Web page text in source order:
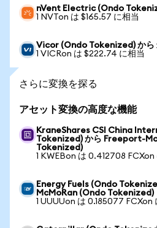
nVent Electric (Ondo
1 NVTon は $165.57 に相当
Vicor (Ondo Tokenized) から
1 VICRon は $222.74 に相当
さらに変換を探る
アセット変換の高度な機能
KraneShares CSI China
Tokenized) から Freeport-
Tokenized)
1 KWEBon は 0.412708 FCXon
Energy Fuels (Ondo
McMoRan (Ondo Tokenized)
1 UUUUon は 0.185077 FCXon